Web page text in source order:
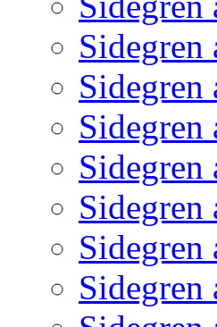
Sidegren
Sidegren
Sidegren
Sidegren
Sidegren
Sidegren
Sidegren